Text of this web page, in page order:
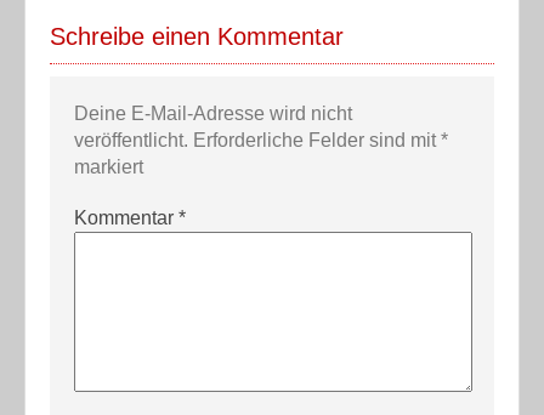
Schreibe einen Kommentar
Deine E-Mail-Adresse wird nicht
veröffentlicht. Erforderliche Felder sind mit*
markiert
Kommentar *